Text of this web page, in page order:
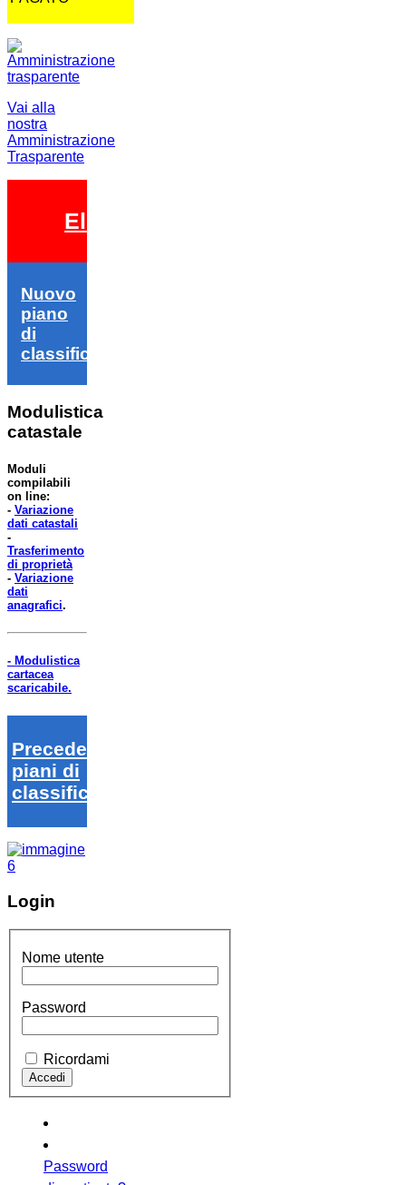
Vai alla
nostra
Amministrazione
Trasparente
Elezioni 2026
Nuovo
piano
di
classifica
Modulistica
catastale
Moduli
compilabili
on line:
- Variazione
dati catastali
-
Trasferimento
di proprietà
- Variazione
dati
anagrafici.
- Modulistica
cartacea
scaricabile.
Precedenti
piani di
classifica
Login
Nome utente
Password
Ricordami
Password